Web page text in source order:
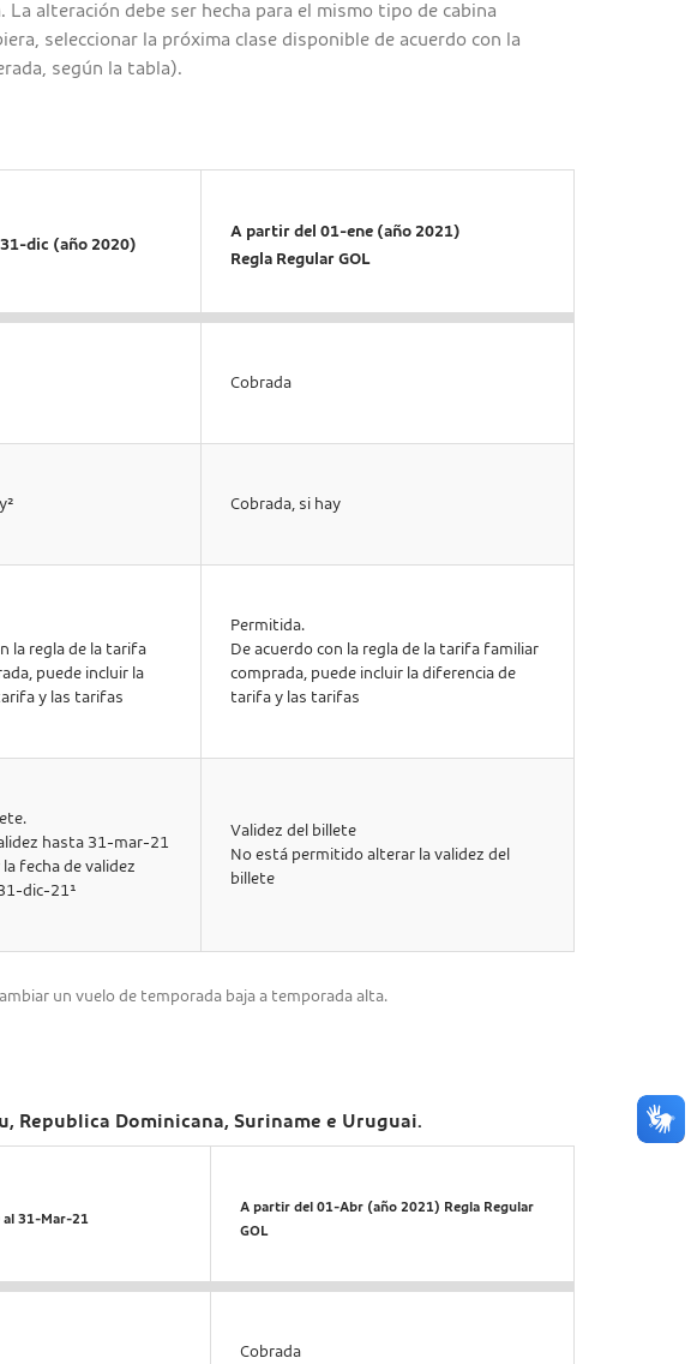
alteración debe ser hecha para el mismo tipo de cabina
seleccionar la próxima clase disponible de acuerdo con la
según la tabla).
dic (año 2020)
A partir del 01-ene (año 2021)
Regla Regular GOL
Cobrada
Cobrada, si hay
la regla de la tarifa
puede incluir la
y las tarifas
Permitida.
De acuerdo con la regla de la tarifa familiar
comprada, puede incluir la diferencia de
tarifa y las tarifas
hasta 31-mar-21
fecha de validez
dic-21¹
Validez del billete
No está permitido alterar la validez del
billete
un vuelo de temporada baja a temporada alta.
Republica Dominicana, Suriname e Uruguai.
al 31-Mar-21
A partir del 01-Abr (año 2021) Regla Regular
GOL
Cobrada